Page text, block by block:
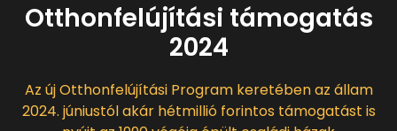
Otthonfelújítási támogatás
2024
Az új Otthonfelújítási Program keretében az állam
2024. júniustól akár hétmillió forintos támogatást is